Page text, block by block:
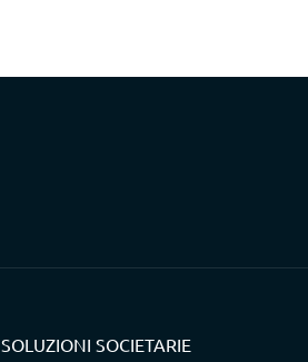
SOLUZIONI SOCIETARIE